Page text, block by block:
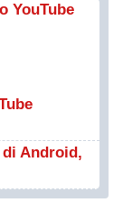
YouTube
di Android,